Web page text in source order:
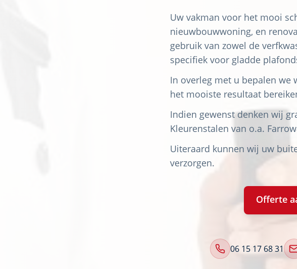
Uw vakman voor het mooi
nieuwbouwwoning, en
gebruik van zowel de
specifiek voor gladde
In overleg met u bepalen we
het mooiste resultaat
Indien gewenst denken wij
Kleurenstalen van o.a.
Uiteraard kunnen wij uw
verzorgen.
Offerte
06 15 17 68 31